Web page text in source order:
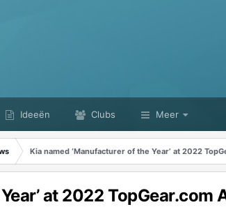
Ideeën Clubs Meer
Kia named ‘Manufacturer of the Year’ at 2022
at 2022 TopGear.com